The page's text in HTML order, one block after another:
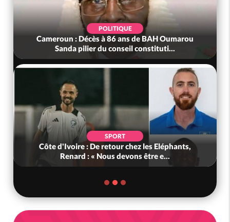
POLITIQUE
Cameroun : Décès à 86 ans de BAH Oumarou
Sanda pilier du conseil constituti...
SPORT
Côte d'Ivoire : De retour chez les Eléphants,
Renard : « Nous devons être e...